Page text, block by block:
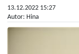
13.12.2022 15:27
Autor: Hina